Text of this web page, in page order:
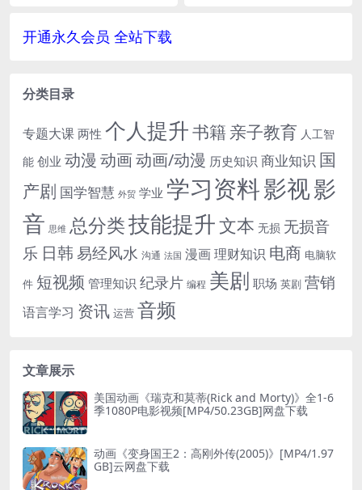
开通永久会员 全站下载
分类目录
专题大课 两性 个人提升书籍 亲子教育 人工智
能 创业 动漫 动画动画/动漫 历史知识 商业知识 国
产剧 国学智慧 外贸 学业 学习资料影视影
音 思维 总分类技能提升文本 无损 无损音
乐 日韩易经风水 沟通 法国 漫画理财知识 电商 电脑软
件 短视频 管理知识 纪录片 编程 美剧 职场 英剧 营销
语言学习 资讯 运营 音频
文章展示
美国动画《瑞克和莫蒂(Rick and Morty)》全1-6
季1080P电影视频[MP4/50.23GB]网盘下载
动画《变身国王2：高刚外传(2005)》[MP4/1.97
GB]云网盘下载